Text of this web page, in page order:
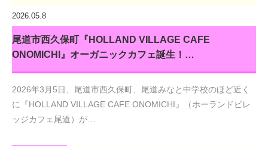
2026.05.8
尾道市西久保町『HOLLAND VILLAGE CAFE
ONOMICHI』オーガニックカフェ誕生！…
2026年3月5日、尾道市西久保町、尾道みなと中学校のほど近く
に『HOLLAND VILLAGE CAFE ONOMICHI』（ホーランドビレ
ッジカフェ尾道）が…